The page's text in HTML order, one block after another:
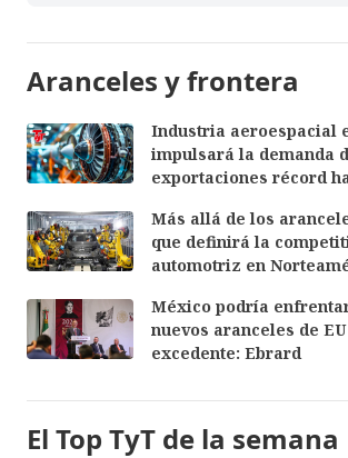
Aranceles y frontera
Industria aeroespacial
impulsará la demanda
exportaciones récord
Más allá de los
que definirá la
automotriz en
México podría
nuevos aranceles de
excedente: Ebrard
El Top TyT de la semana